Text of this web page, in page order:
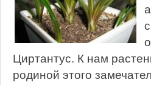
Циртантус. К нам
родиной этого